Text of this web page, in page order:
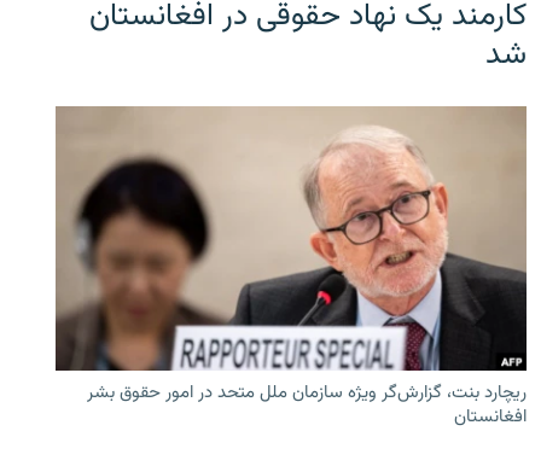
کارمند یک نهاد حقوقی در افغانستان
شد
ریچارد بنت، گزارش‌گر ویژه سازمان ملل متحد در امور حقوق بشر
افغانستان